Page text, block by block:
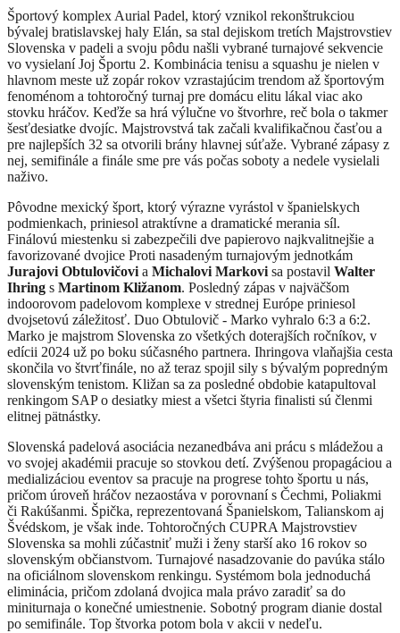
Športový komplex Aurial Padel, ktorý vznikol rekonštrukciou
bývalej bratislavskej haly Elán, sa stal dejiskom tretích Majstrovstiev
Slovenska v padeli a svoju pôdu našli vybrané turnajové sekvencie
vo vysielaní Joj Športu 2. Kombinácia tenisu a squashu je nielen v
hlavnom meste už zopár rokov vzrastajúcim trendom až športovým
fenoménom a tohtoročný turnaj pre domácu elitu lákal viac ako
stovku hráčov. Keďže sa hrá výlučne vo štvorhre, reč bola o takmer
šesťdesiatke dvojíc. Majstrovstvá tak začali kvalifikačnou časťou a
pre najlepších 32 sa otvorili brány hlavnej súťaže. Vybrané zápasy z
nej, semifinále a finále sme pre vás počas soboty a nedele vysielali
naživo.
Pôvodne mexický šport, ktorý výrazne vyrástol v španielskych
podmienkach, priniesol atraktívne a dramatické merania síl.
Finálovú miestenku si zabezpečili dve papierovo najkvalitnejšie a
favorizované dvojice Proti nasadeným turnajovým jednotkám
Jurajovi Obtulovičovi a Michalovi Markovi sa postavil Walter
Ihring s Martinom Kližanom. Posledný zápas v najväčšom
indoorovom padelovom komplexe v strednej Európe priniesol
dvojsetovú záležitosť. Duo Obtulovič - Marko vyhralo 6:3 a 6:2.
Marko je majstrom Slovenska zo všetkých doterajších ročníkov, v
edícii 2024 už po boku súčasného partnera. Ihringova vlaňajšia cesta
skončila vo štvrťfinále, no až teraz spojil sily s bývalým popredným
slovenským tenistom. Kližan sa za posledné obdobie katapultoval
renkingom SAP o desiatky miest a všetci štyria finalisti sú členmi
elitnej pätnástky.
Slovenská padelová asociácia nezanedbáva ani prácu s mládežou a
vo svojej akadémii pracuje so stovkou detí. Zvýšenou propagáciou a
medializáciou eventov sa pracuje na progrese tohto športu u nás,
pričom úroveň hráčov nezaostáva v porovnaní s Čechmi, Poliakmi
či Rakúšanmi. Špička, reprezentovaná Španielskom, Talianskom aj
Švédskom, je však inde. Tohtoročných CUPRA Majstrovstiev
Slovenska sa mohli zúčastniť muži i ženy starší ako 16 rokov so
slovenským občianstvom. Turnajové nasadzovanie do pavúka stálo
na oficiálnom slovenskom renkingu. Systémom bola jednoduchá
eliminácia, pričom zdolaná dvojica mala právo zaradiť sa do
miniturnaja o konečné umiestnenie. Sobotný program dianie dostal
po semifinále. Top štvorka potom bola v akcii v nedeľu.